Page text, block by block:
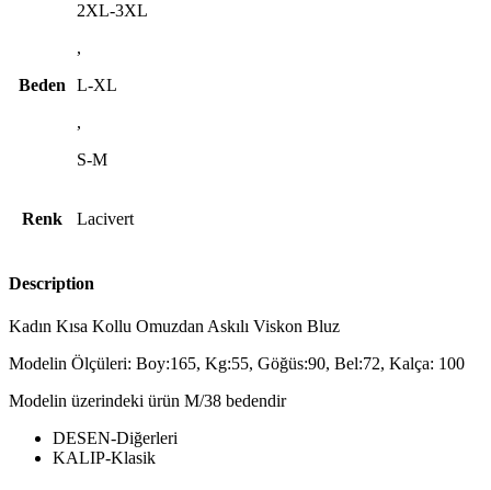
Beden
2XL-3XL
,
L-XL
,
S-M
Renk Lacivert
Description
Kadın Kısa Kollu Omuzdan Askılı Viskon Bluz
Modelin Ölçüleri: Boy:165, Kg:55, Göğüs:90, Bel:72, Kalça: 100
Modelin üzerindeki ürün M/38 bedendir
DESEN-Diğerleri
KALIP-Klasik